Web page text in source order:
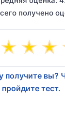
получено
получите вы?
пройдите тест.